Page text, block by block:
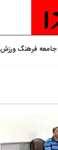
جامعه فرهنگورزش